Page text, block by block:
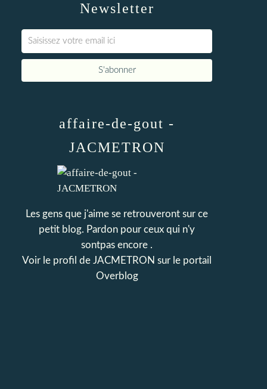
Newsletter
affaire-de-gout -
JACMETRON
Les gens que j'aime se retrouveront sur ce
petit blog. Pardon pour ceux qui n'y
sontpas encore .
Voir le profil de JACMETRON sur le portail
Overblog